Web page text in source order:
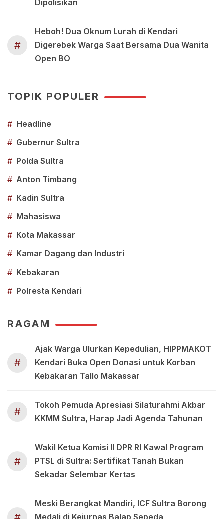
Dipolisikan
#
Heboh! Dua Oknum Lurah di Kendari
Digerebek Warga Saat Bersama Dua Wanita
Open BO
TOPIK POPULER
# Headline
# Gubernur Sultra
# Polda Sultra
# Anton Timbang
# Kadin Sultra
# Mahasiswa
# Kota Makassar
# Kamar Dagang dan Industri
# Kebakaran
# Polresta Kendari
RAGAM
#
Ajak Warga Ulurkan Kepedulian, HIPPMAKOT
Kendari Buka Open Donasi untuk Korban
Kebakaran Tallo Makassar
#
Tokoh Pemuda Apresiasi Silaturahmi Akbar
KKMM Sultra, Harap Jadi Agenda Tahunan
#
Wakil Ketua Komisi II DPR RI Kawal Program
PTSL di Sultra: Sertifikat Tanah Bukan
Sekadar Selembar Kertas
Meski Berangkat Mandiri, ICF Sultra Borong
Medali di Kejurnas Balap Sepeda